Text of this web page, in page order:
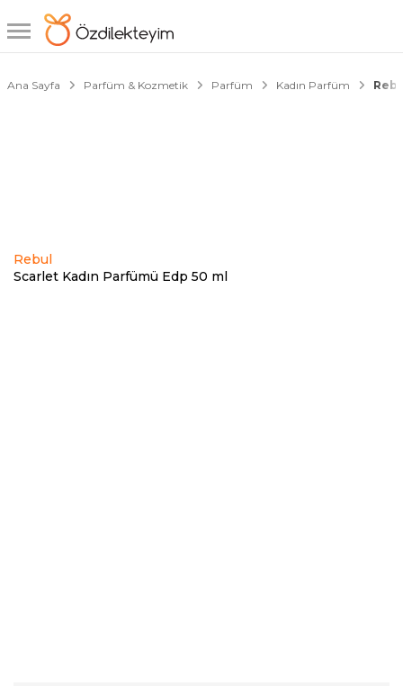
Ana Sayfa Parfüm & Kozmetik Parfüm Kadın Parfüm
Rebul
Scarlet Kadın Parfümü Edp 50 ml
1/2